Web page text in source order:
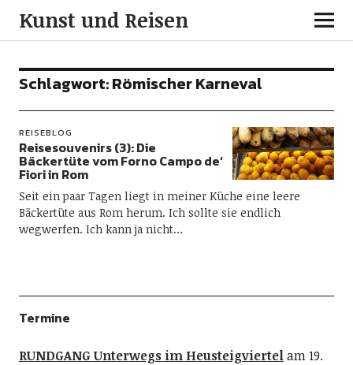
Kunst und Reisen
Schlagwort:Römischer Karneval
REISEBLOG
Reisesouvenirs (3): Die
Bäckertüte vom Forno Campo de‘
Fiori in Rom
Seit ein paar Tagen liegt in meiner Küche eine leere
Bäckertüte aus Rom herum. Ich sollte sie endlich
wegwerfen. Ich kann ja nicht…
Termine
RUNDGANG Unterwegs im Heusteigviertelam 19.